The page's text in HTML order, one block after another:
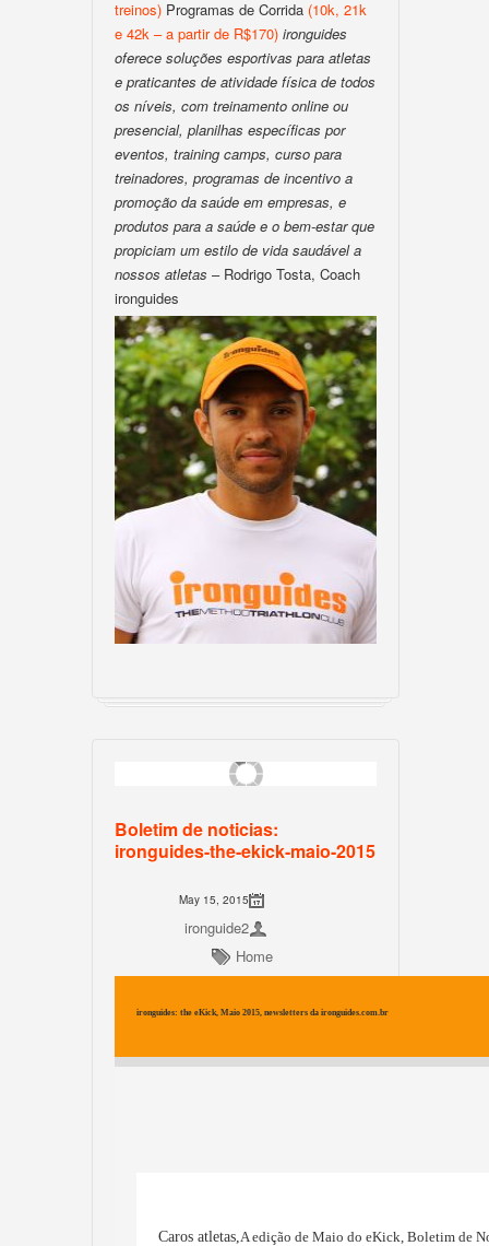
treinos) Programas de Corrida (10k, 21k
e 42k – a partir de R$170) ironguides
oferece soluções esportivas para atletas
e praticantes de atividade física de todos
os níveis, com treinamento online ou
presencial, planilhas específicas por
eventos, training camps, curso para
treinadores, programas de incentivo a
promoção da saúde em empresas, e
produtos para a saúde e o bem-estar que
propiciam um estilo de vida saudável a
nossos atletas – Rodrigo Tosta, Coach
ironguides
Boletim de noticias:
ironguides-the-ekick-maio-2015
May 15, 2015
ironguide2
Home
ironguides: the eKick, Maio 2015, newsletters da ironguides.com.br
Caros atletas,A edição de Maio do eKick, Boletim de